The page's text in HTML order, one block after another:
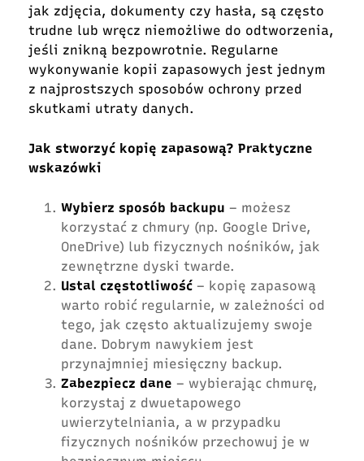
jak zdjęcia, dokumenty czy hasła, są często
trudne lub wręcz niemożliwe do odtworzenia,
jeśli znikną bezpowrotnie. Regularne
wykonywanie kopii zapasowych jest jednym
z najprostszych sposobów ochrony przed
skutkami utraty danych.
Jak stworzyć kopię zapasową? Praktyczne
wskazówki
Wybierz sposób backupu – możesz
korzystać z chmury (np. Google Drive,
OneDrive) lub fizycznych nośników, jak
zewnętrzne dyski twarde.
Ustal częstotliwość – kopię zapasową
warto robić regularnie, w zależności od
tego, jak często aktualizujemy swoje
dane. Dobrym nawykiem jest
przynajmniej miesięczny backup.
Zabezpiecz dane – wybierając chmurę,
korzystaj z dwuetapowego
uwierzytelniania, a w przypadku
fizycznych nośników przechowuj je w